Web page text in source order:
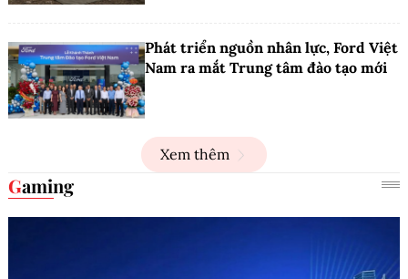
Phát triển nguồn nhân lực, Ford Việt
Nam ra mắt Trung tâm đào tạo mới
Xem thêm
Gaming